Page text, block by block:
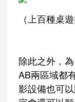
（上百種桌
除此之外，
AB兩區域都
影設備也可